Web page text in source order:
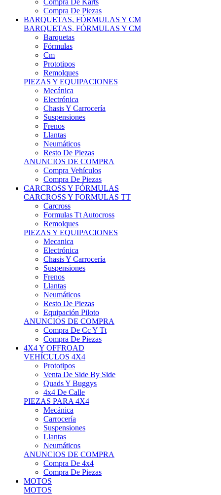
BARQUETAS, FÓRMULAS Y CM
BARQUETAS, FÓRMULAS Y CM
Barquetas
Fórmulas
Cm
Prototipos
Remolques
PIEZAS Y EQUIPACIONES
Mecánica
Electrónica
Chasis Y Carrocería
Suspensiones
Frenos
Llantas
Neumáticos
Resto De Piezas
ANUNCIOS DE COMPRA
Compra Vehículos
Compra De Piezas
CARCROSS Y FÓRMULAS
CARCROSS Y FORMULAS TT
Carcross
Formulas Tt Autocross
Remolques
PIEZAS Y EQUIPACIONES
Mecanica
Electrónica
Chasis Y Carrocería
Suspensiones
Frenos
Llantas
Neumáticos
Resto De Piezas
Equipación Piloto
ANUNCIOS DE COMPRA
Compra De Cc Y Tt
Compra De Piezas
4X4 Y OFFROAD
VEHÍCULOS 4X4
Prototipos
Venta De Side By Side
Quads Y Buggys
4x4 De Calle
PIEZAS PARA 4X4
Mecánica
Carrocería
Suspensiones
Llantas
Neumáticos
ANUNCIOS DE COMPRA
Compra De 4x4
Compra De Piezas
MOTOS
MOTOS
Motos De Circuito